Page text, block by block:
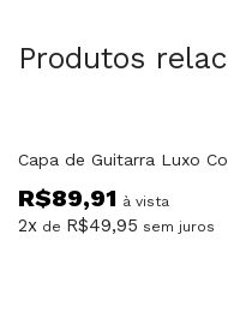
Produtos
R$89,91 à vista
2x de R$49,95 sem juros